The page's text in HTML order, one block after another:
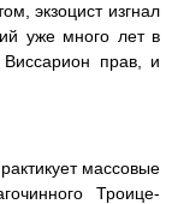
экзоцист изгнал
уже много лет в
Виссарион прав, и
массовые
Троице-